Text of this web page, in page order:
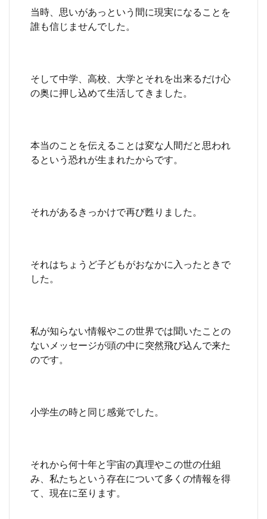
当時、思いがあっという間に現実になることを
誰も信じませんでした。
そして中学、高校、大学とそれを出来るだけ心
の奥に押し込めて生活してきました。
本当のことを伝えることは変な人間だと思われ
るという恐れが生まれたからです。
それがあるきっかけで再び甦りました。
それはちょうど子どもがおなかに入ったときで
した。
私が知らない情報やこの世界では聞いたことの
ないメッセージが頭の中に突然飛び込んで来た
のです。
小学生の時と同じ感覚でした。
それから何十年と宇宙の真理やこの世の仕組
み、私たちという存在について多くの情報を得
て、現在に至ります。